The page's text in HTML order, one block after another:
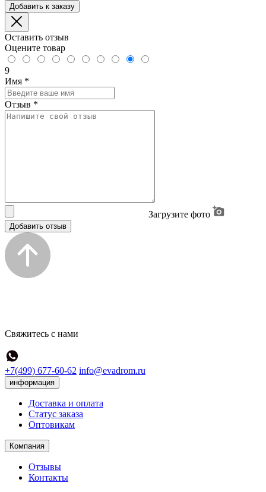
Добавить к заказу
Оставить отзыв
Оцените товар
9
Имя *
Отзыв *
Загрузите фото
Добавить отзыв
Свяжитесь с нами
+7(499) 677-60-62 info@evadrom.ru
информация
Доставка и оплата
Статус заказа
Оптовикам
Компания
Отзывы
Контакты